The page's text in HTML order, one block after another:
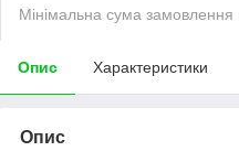
Мінімальна сума
Опис Характеристики
Опис